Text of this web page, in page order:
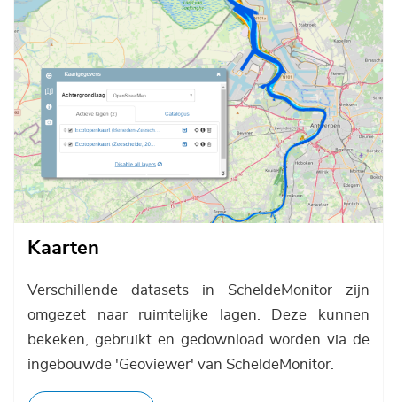
Kaarten
Verschillende datasets in ScheldeMonitor zijn
omgezet naar ruimtelijke lagen. Deze kunnen
bekeken, gebruikt en gedownload worden via de
ingebouwde 'Geoviewer' van ScheldeMonitor.